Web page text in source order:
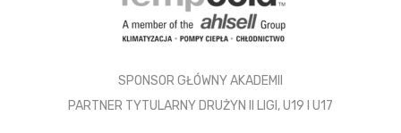
SPONSOR GŁÓWNY AKADEMII
PARTNER TYTULARNY DRUŻYN II LIGI, U19 I U17